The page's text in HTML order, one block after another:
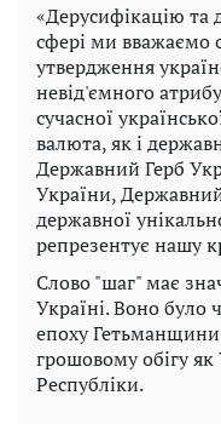
«Дерусифікацію та
сфері ми вважаємо
утвердження
невід'ємного
сучасної
валюта, як і
Державний Герб
України,
державної
репрезентує нашу
Слово "шаг" має
Україні. Воно було
епоху Гетьманщини
грошовому обігу як
Республіки.